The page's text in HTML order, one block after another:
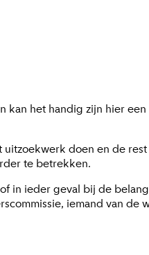
het handig zijn hier
doen en de
te betrekken.
in ieder geval bij de
iemand van